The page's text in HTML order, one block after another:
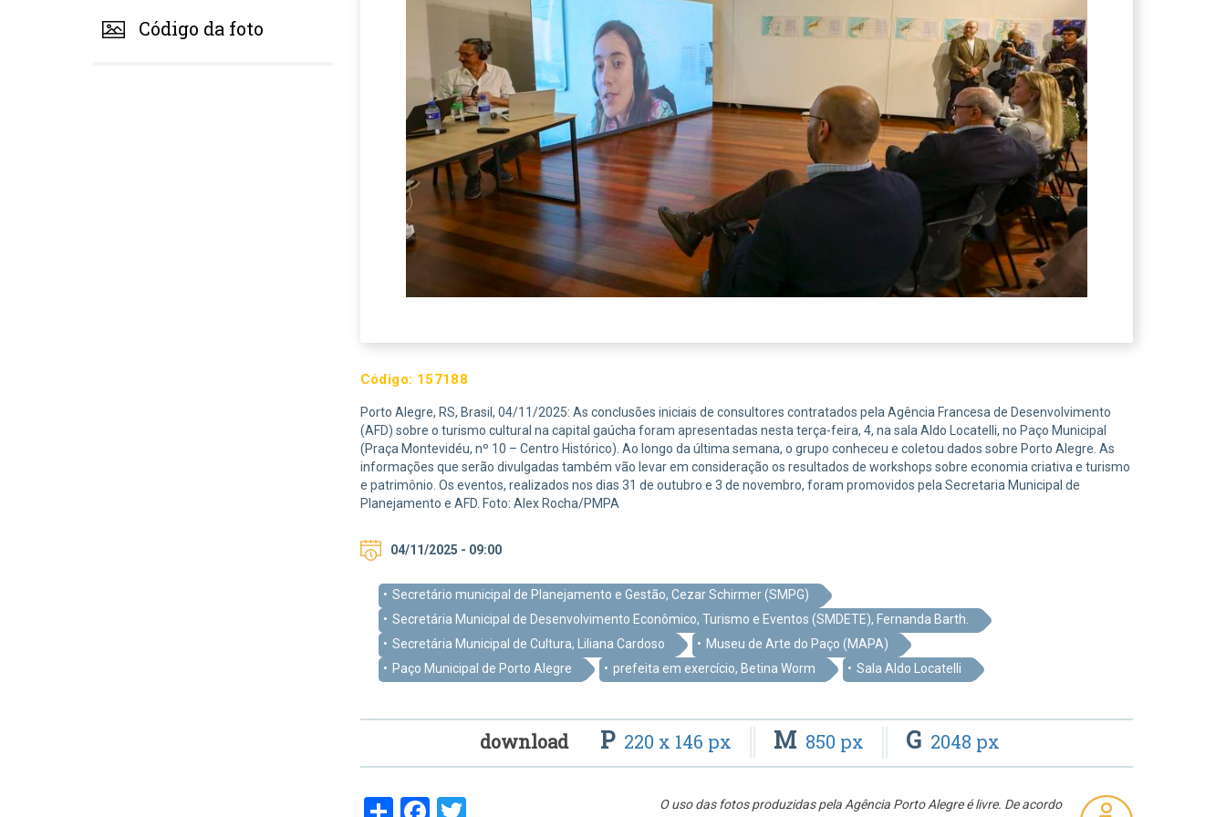
Código da foto
Código: 157188
Porto Alegre, RS, Brasil, 04/11/2025: As conclusões iniciais de consultores contratados pela Agência Francesa de Desenvolvimento
(AFD) sobre o turismo cultural na capital gaúcha foram apresentadas nesta terça-feira, 4, na sala Aldo Locatelli, no Paço Municipal
(Praça Montevidéu, nº 10 – Centro Histórico). Ao longo da última semana, o grupo conheceu e coletou dados sobre Porto Alegre. As
informações que serão divulgadas também vão levar em consideração os resultados de workshops sobre economia criativa e turismo
e patrimônio. Os eventos, realizados nos dias 31 de outubro e 3 de novembro, foram promovidos pela Secretaria Municipal de
Planejamento e AFD. Foto: Alex Rocha/PMPA
04/11/2025 - 09:00
Secretário municipal de Planejamento e Gestão, Cezar Schirmer (SMPG)
Secretária Municipal de Desenvolvimento Econômico, Turismo e Eventos (SMDETE), Fernanda Barth.
Secretária Municipal de Cultura, Liliana Cardoso
Museu de Arte do Paço (MAPA)
Paço Municipal de Porto Alegre
prefeita em exercício, Betina Worm Sala Aldo Locatelli
download P 220 x 146 px M 850 px G 2048 px
O uso das fotos produzidas pela Agência Porto Alegre é livre. De acordo
ShareFacebook
Twitter